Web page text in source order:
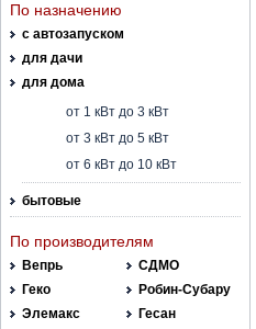
По назначению
с автозапуском
для дачи
для дома
от 1 кВт до 3 кВт
от 3 кВт до 5 кВт
от 6 кВт до 10 кВт
бытовые
По производителям
Вепрь
СДМО
Геко
Робин-Субару
Элемакс
Гесан